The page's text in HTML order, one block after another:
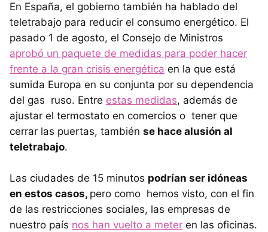
En España, el gobierno también ha hablado del
teletrabajo para reducir el consumo energético. El
pasado 1 de agosto, el Consejo de Ministros
aprobó un paquete de medidas para poder hacer
frente a la gran crisis energética en la que está
sumida Europa en su conjunta por su dependencia
del gas ruso. Entre estas medidas, además de
ajustar el termostato en comercios o tener que
cerrar las puertas, también se hace alusión al
teletrabajo.
Las ciudades de 15 minutos podrían ser idóneas
en estos casos, pero como hemos visto, con el fin
de las restricciones sociales, las empresas de
nuestro país nos han vuelto a meter en las oficinas.